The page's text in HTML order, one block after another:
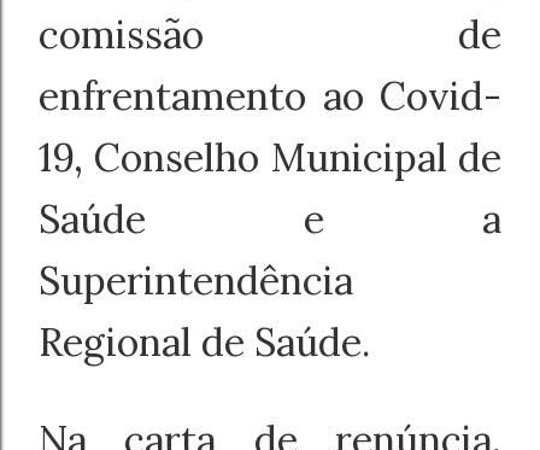
comissão de
enfrentamento ao Covid-
19, Conselho Municipal de
Saúde e a
Superintendência
Regional de Saúde.
Na carta de renúncia,